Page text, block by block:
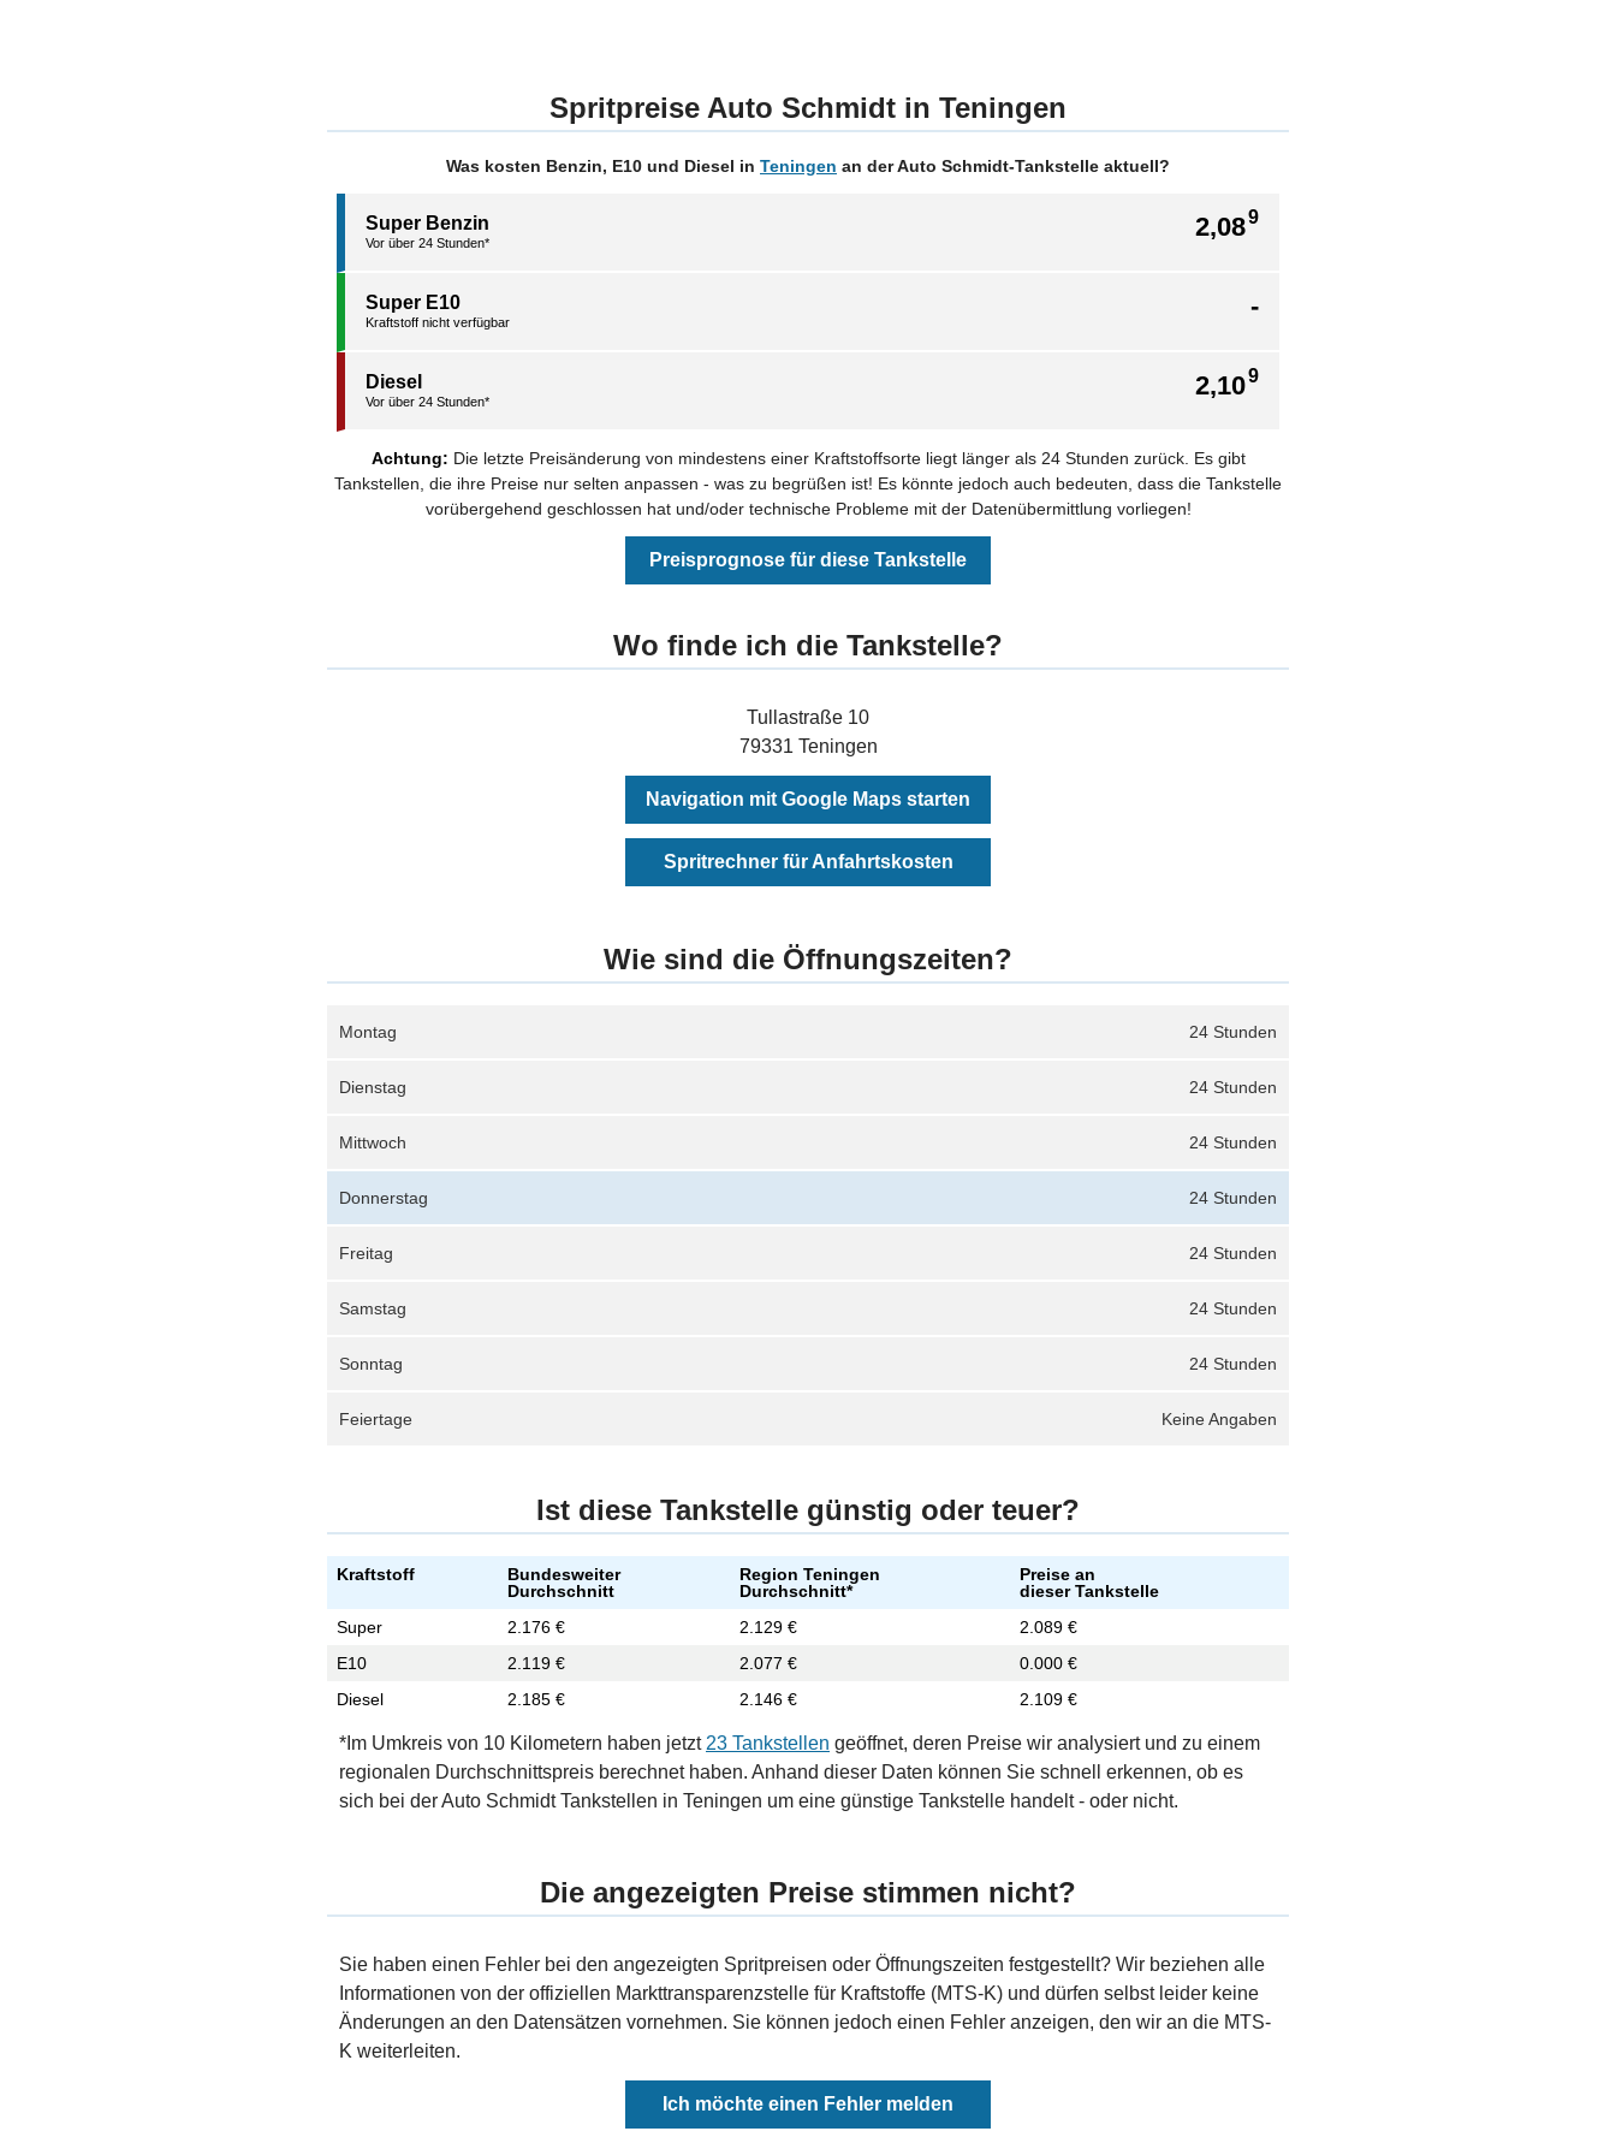
Spritpreise Auto Schmidt in Teningen
Was kosten Benzin, E10 und Diesel in Teningen an der Auto Schmidt-Tankstelle aktuell?
2,089
Super Benzin
Vor über 24 Stunden*
-
Super E10
Kraftstoff nicht verfügbar
2,109
Diesel
Vor über 24 Stunden*
Achtung: Die letzte Preisänderung von mindestens einer Kraftstoffsorte liegt länger als 24 Stunden zurück. Es gibt
Tankstellen, die ihre Preise nur selten anpassen - was zu begrüßen ist! Es könnte jedoch auch bedeuten, dass die Tankstelle
vorübergehend geschlossen hat und/oder technische Probleme mit der Datenübermittlung vorliegen!
Preisprognose für diese Tankstelle
Wo finde ich die Tankstelle?
Tullastraße 10
79331 Teningen
Navigation mit Google Maps starten
Spritrechner für Anfahrtskosten
Wie sind die Öffnungszeiten?
24 Stunden
Montag
24 Stunden
Dienstag
24 Stunden
Mittwoch
24 Stunden
Donnerstag
24 Stunden
Freitag
24 Stunden
Samstag
24 Stunden
Sonntag
Keine Angaben
Feiertage
Ist diese Tankstelle günstig oder teuer?
Kraftstoff
Bundesweiter
Durchschnitt
Region Teningen
Durchschnitt*
Preise an
dieser Tankstelle
Super
2.176 € 2.129 €
2.089 €
E10
2.119 € 2.077 €
0.000 €
Diesel
2.185 € 2.146 € 2.109 €
*Im Umkreis von 10 Kilometern haben jetzt 23 Tankstellen geöffnet, deren Preise wir analysiert und zu einem
regionalen Durchschnittspreis berechnet haben. Anhand dieser Daten können Sie schnell erkennen, ob es
sich bei der Auto Schmidt Tankstellen in Teningen um eine günstige Tankstelle handelt - oder nicht.
Die angezeigten Preise stimmen nicht?
Sie haben einen Fehler bei den angezeigten Spritpreisen oder Öffnungszeiten festgestellt? Wir beziehen alle
Informationen von der offiziellen Markttransparenzstelle für Kraftstoffe (MTS-K) und dürfen selbst leider keine
Änderungen an den Datensätzen vornehmen. Sie können jedoch einen Fehler anzeigen, den wir an die MTS-
K weiterleiten.
Ich möchte einen Fehler melden